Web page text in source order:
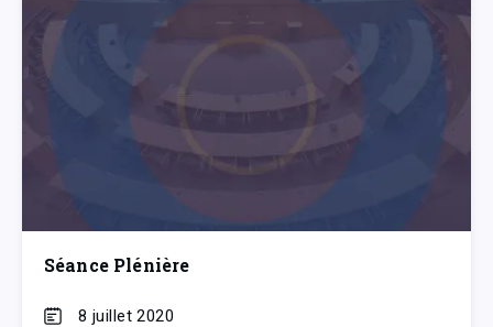
Séance Plénière
8 juillet 2020